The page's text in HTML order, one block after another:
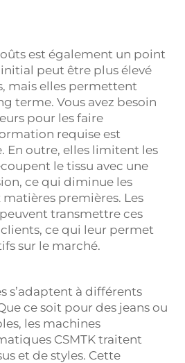
est également un point
peut être plus élevé
mais elles permettent
terme. Vous avez besoin
pour les faire
requise est
En outre, elles limitent les
le tissu avec une
ce qui diminue les
matières premières. Les
transmettre ces
ce qui leur permet
sur le marché.
s’adaptent à différents
ce soit pour des jeans ou
les machines
CSMTK traitent
et de styles. Cette